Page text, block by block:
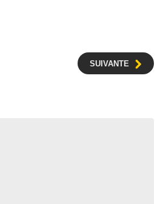
SUIVANTE